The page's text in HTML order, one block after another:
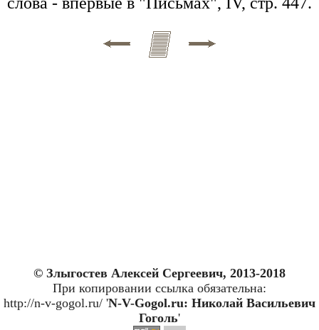
© Злыгостев Алексей Сергеевич, 2013-2018
При копировании ссылка обязательна:
http://n-v-gogol.ru/ 'N-V-Gogol.ru: Николай Васильевич
Гоголь'